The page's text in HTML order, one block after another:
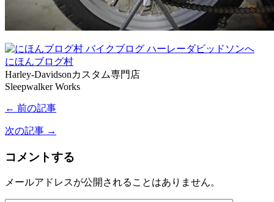
にほんブログ村
Harley-Davidsonカスタム専門店
Sleepwalker Works
← 前の記事
次の記事 →
コメントする
メールアドレスが公開されることはありません。